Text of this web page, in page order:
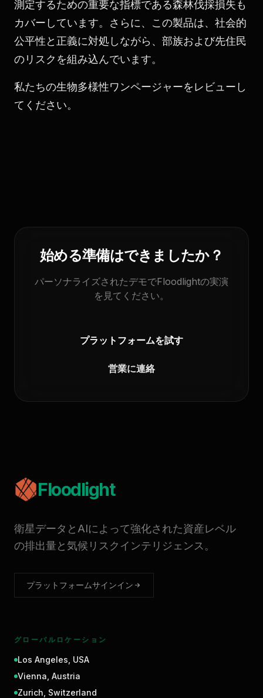
測定するための重要な指標である森林伐採損失も
カバーしています。さらに、この製品は、社会的
公平性と正義に対処しながら、部族および先住民
のリスクを組み込んでいます。
私たちの生物多様性ワンページャーをレビューし
てください。
始める準備はできましたか？
パーソナライズされたデモでFloodlightの実演
を見てください。
プラットフォームを試す
営業に連絡
Floodlight
衛星データとAIによって強化された資産レベル
の排出量と気候リスクインテリジェンス。
プラットフォームサインイン
グローバルロケーション
Los Angeles USA
Vienna Austria
Zurich Switzerland